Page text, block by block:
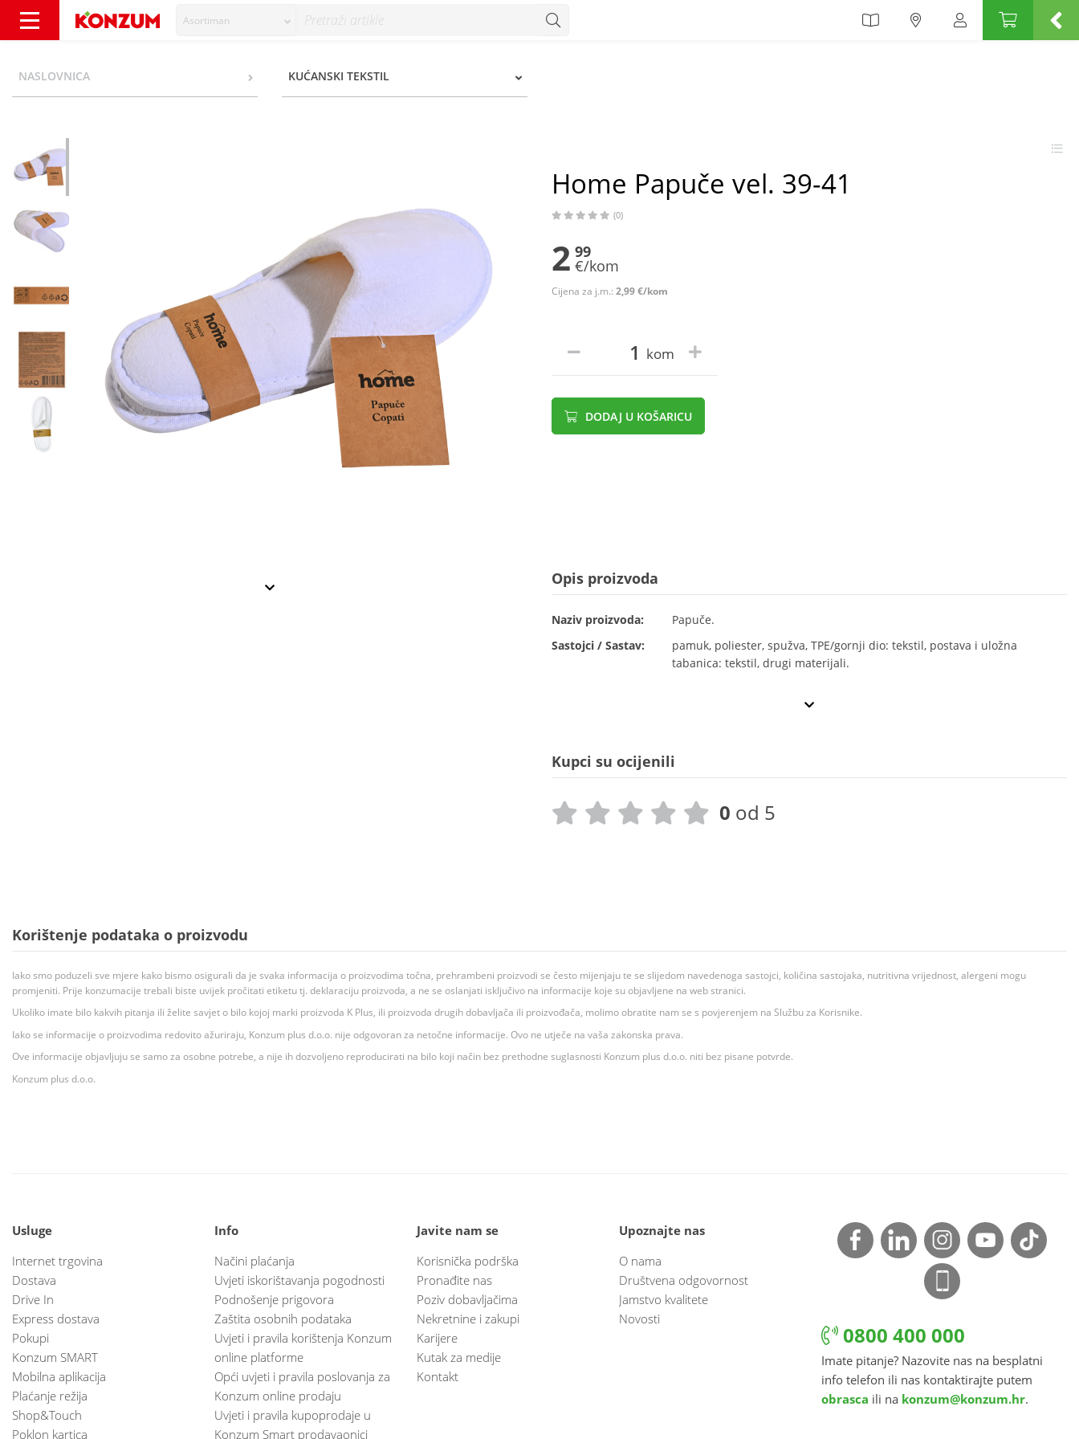
Asortiman
NASLOVNICA KUĆANSKI TEKSTIL
Home Papuče vel. 39-41
(0)
2 99
€/kom
Cijena za j.m.: 2,99 €/kom
kom
DODAJ U KOŠARICU
Opis proizvoda
Naziv proizvoda:
Papuče.
Sastojci / Sastav:
pamuk, poliester, spužva, TPE/gornji dio: tekstil, postava i uložna
tabanica: tekstil, drugi materijali.
Kupci su ocijenili
0 od 5
Korištenje podataka o proizvodu
Iako smo poduzeli sve mjere kako bismo osigurali da je svaka informacija o proizvodima točna, prehrambeni proizvodi se često mijenjaju te se slijedom navedenoga sastojci, količina sastojaka, nutritivna vrijednost, alergeni mogu
promjeniti. Prije konzumacije trebali biste uvijek pročitati etiketu tj. deklaraciju proizvoda, a ne se oslanjati isključivo na informacije koje su objavljene na web stranici.
Ukoliko imate bilo kakvih pitanja ili želite savjet o bilo kojoj marki proizvoda K Plus, ili proizvoda drugih dobavljača ili proizvođača, molimo obratite nam se s povjerenjem na Službu za Korisnike.
Iako se informacije o proizvodima redovito ažuriraju, Konzum plus d.o.o. nije odgovoran za netočne informacije. Ovo ne utječe na vaša zakonska prava.
Ove informacije objavljuju se samo za osobne potrebe, a nije ih dozvoljeno reproducirati na bilo koji način bez prethodne suglasnosti Konzum plus d.o.o. niti bez pisane potvrde.
Konzum plus d.o.o.
Usluge
Internet trgovina
Dostava
Drive In
Express dostava
Pokupi
Konzum SMART
Mobilna aplikacija
Plaćanje režija
Shop&Touch
Poklon kartica
Info
Načini plaćanja
Uvjeti iskorištavanja pogodnosti
Podnošenje prigovora
Zaštita osobnih podataka
Uvjeti i pravila korištenja Konzum
online platforme
Opći uvjeti i pravila poslovanja za
Konzum online prodaju
Uvjeti i pravila kupoprodaje u
Konzum Smart prodavaonici
Javite nam se
Korisnička podrška
Pronađite nas
Poziv dobavljačima
Nekretnine i zakupi
Karijere
Kutak za medije
Kontakt
Upoznajte nas
O nama
Društvena odgovornost
Jamstvo kvalitete
Novosti
0800 400 000
Imate pitanje? Nazovite nas na besplatni
info telefon ili nas kontaktirajte putem
obrasca ili na konzum@konzum.hr.